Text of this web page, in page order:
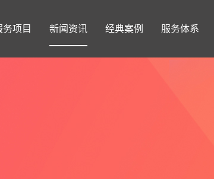
务项目 新闻资讯 经典案例 服务体系